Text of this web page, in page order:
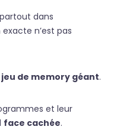
dans
n’est pas
jeu de memory géant.
et leur
face cachée.